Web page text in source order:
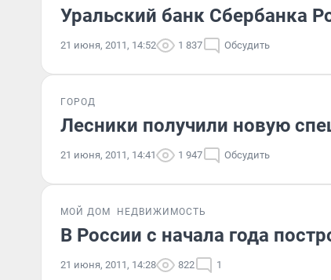
Уральский банк Сбербанка
21 июня, 2011, 14:52 1 837 Обсудить
ГОРОД
Лесники получили новую
21 июня, 2011, 14:41 1 947 Обсудить
МОЙ ДОМ НЕДВИЖИМОСТЬ
В России с начала года
21 июня, 2011, 14:28 822 1